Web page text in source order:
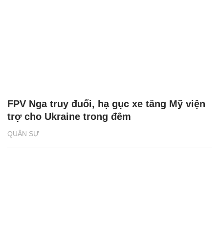
QUÂN SỰ
FPV Nga truy đuổi, hạ gục xe tăng Mỹ viện
trợ cho Ukraine trong đêm